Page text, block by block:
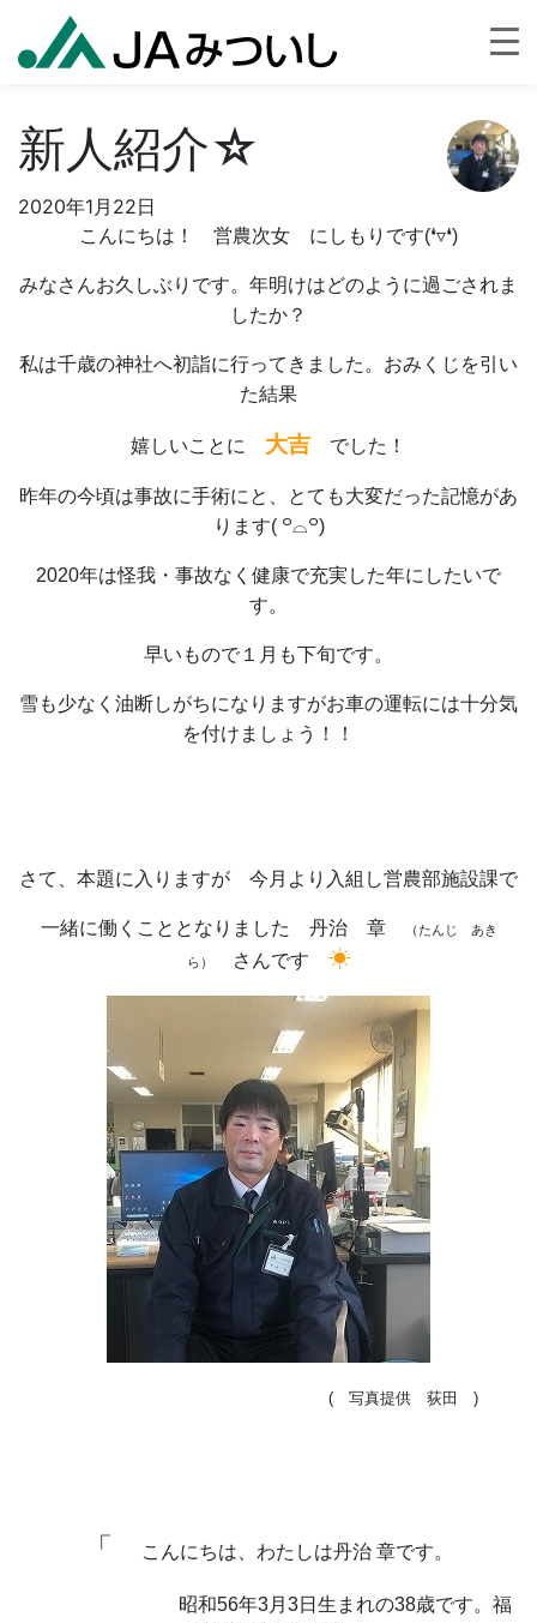
新人紹介☆
2020年1月22日
こんにちは！ 営農次女 にしもりです(❛▿❛)
みなさんお久しぶりです。年明けはどのように過ごされま
したか？
私は千歳の神社へ初詣に行ってきました。おみくじを引い
た結果
嬉しいことに 大吉 でした！
昨年の今頃は事故に手術にと、とても大変だった記憶があ
ります( ꒪⌓꒪)
2020年は怪我・事故なく健康で充実した年にしたいで
す。
早いもので１月も下旬です。
雪も少なく油断しがちになりますがお車の運転には十分気
を付けましょう！！
さて、本題に入りますが 今月より入組し営農部施設課で
一緒に働くこととなりました 丹治 章 （たんじ あき
ら） さんです ☀
( 写真提供 荻田 )
「 こんにちは、わたしは丹治 章です。
昭和56年3月3日生まれの38歳です。福